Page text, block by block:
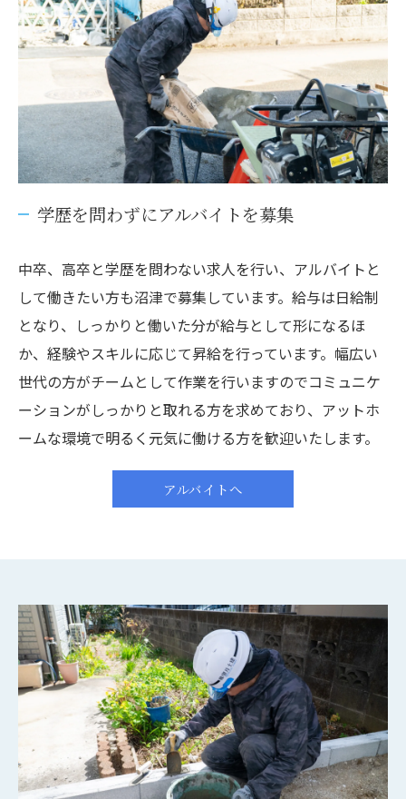
学歴を問わずにアルバイトを募集
中卒、高卒と学歴を問わない求人を行い、アルバイトと
して働きたい方も沼津で募集しています。給与は日給制
となり、しっかりと働いた分が給与として形になるほ
か、経験やスキルに応じて昇給を行っています。幅広い
世代の方がチームとして作業を行いますのでコミュニケ
ーションがしっかりと取れる方を求めており、アットホ
ームな環境で明るく元気に働ける方を歓迎いたします。
アルバイトへ